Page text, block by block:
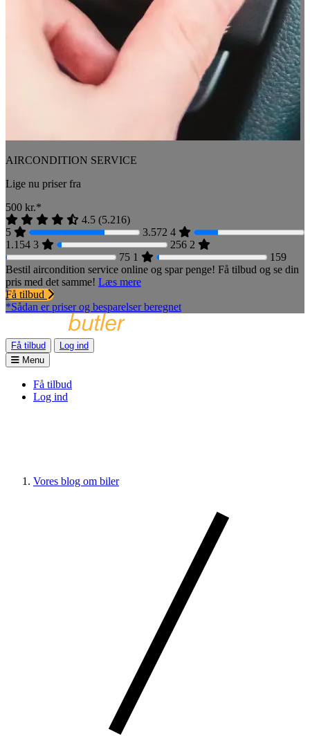
AIRCONDITION SERVICE
Lige nu priser fra
500 kr.*
4.5 (5.216)
5
3.572 4
1.154 3 256 2
75 1
159
Bestil aircondition service online og spar penge! Få tilbud og se din
pris med det samme! Læs mere
Få tilbud
*Sådan er priser og besparelser beregnet
Få tilbud
Log ind
Menu
Få tilbud
Log ind
Vores blog om biler